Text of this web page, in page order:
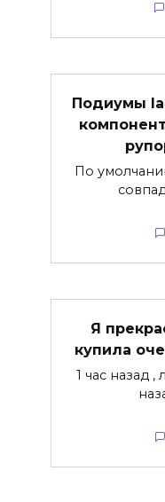
Подиумы
По
Я
купила
1 час назад ,